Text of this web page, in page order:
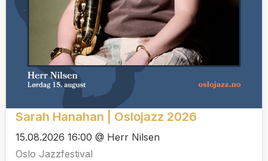
Sarah Hanahan | Oslojazz 2026
15.08.2026 16:00 @ Herr Nilsen
Oslo Jazzfestival